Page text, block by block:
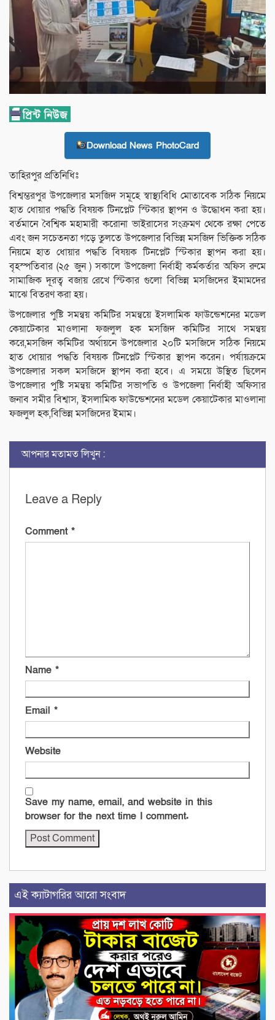
Download News PhotoCard
তাহিরপুর প্রতিনিধিঃ
বিশ্বম্ভরপুর উপজেলার মসজিদ সমূহে স্বাস্থ্যবিধি মোতাবেক সঠিক নিয়মে
হাত ধোয়ার পদ্ধতি বিষয়ক টিনপ্লেট স্টিকার স্থাপন ও উদ্ধোধন করা হয়।
বর্তমানে বৈশ্বিক মহামারী করোনা ভাইরাসের সংক্রমণ থেকে রক্ষা পেতে
এবং জন সচেতনতা গড়ে তুলতে উপজেলার বিভিন্ন মসজিদ ভিক্তিক সঠিক
নিয়মে হাত ধোয়ার পদ্ধতি বিষয়ক টিনপ্লেট স্টিকার স্থাপন করা হয়।
বৃহস্পতিবার (২৫ জুন ) সকালে উপজেলা নির্বাহী কর্মকর্তার অফিস রুমে
সামাজিক দূরত্ব বজায় রেখে স্টিকার গুলো বিভিন্ন মসজিদের ইমামদের
মাঝে বিতরণ করা হয়।
উপজেলার পুষ্টি সমন্বয় কমিটির সমন্বয়ে ইসলামিক ফাউন্ডেশনের মডেল
কেয়াটেকার মাওলানা ফজলুল হক মসজিদ কমিটির সাথে সমন্বয়
করে,মসজিদ কমিটির অর্থায়নে উপজেলার ২০টি মসজিদে সঠিক নিয়মে
হাত ধোয়ার পদ্ধতি বিষয়ক টিনপ্লেট স্টিকার স্থাপন করেন। পর্যায়ক্রমে
উপজেলার সকল মসজিদে স্থাপন করা হবে। এ সময়ে উস্থিত ছিলেন
উপজেলার পুষ্টি সমন্বয় কমিটির সভাপতি ও উপজেলা নির্বাহী অফিসার
জনাব সমীর বিশ্বাস, ইসলামিক ফাউন্ডেশনের মডেল কেয়াটেকার মাওলানা
ফজলুল হক,বিভিন্ন মসজিদের ইমাম।
আপনার মতামত লিখুন :
Leave a Reply
Comment *
Name *
Email *
Website
Save my name, email, and website in this
browser for the next time I comment.
এই ক্যাটাগরির আরো সংবাদ